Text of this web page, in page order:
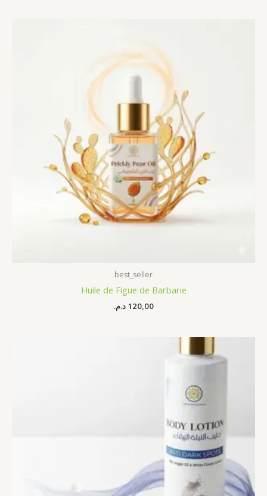
best_seller
Huile de Figue de Barbarie
120,00 د.م.